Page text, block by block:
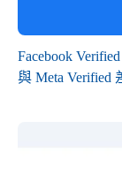
Facebook
與 Meta Verified